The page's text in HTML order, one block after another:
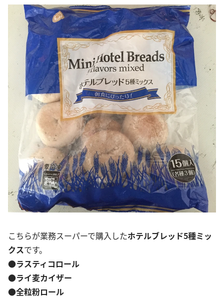
こちらが業務スーパーで購入したホテルブレッド5種ミッ
クスです。
●ラスティコロール
●ライ麦カイザー
●全粒粉ロール